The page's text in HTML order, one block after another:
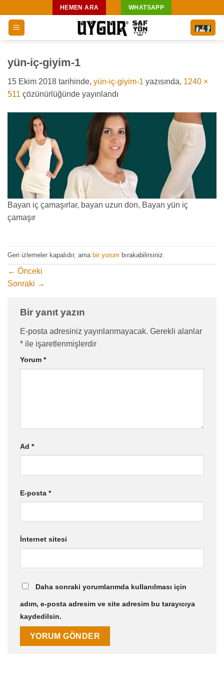
atla
HEMEN ARA WHATSAPP
yün-iç-giyim-1
15 Ekim 2018 tarihinde, yün-iç-giyim-1 yazısında, 1240 ×
511 çözünürlüğünde yayınlandı
Bayan iç çamaşırlar, bayan uzun don, Bayan yün iç
çamaşır
Geri izlemeler kapalıdır, ama bir yorum bırakabilirsiniz.
← Önceki
Sonraki →
Bir yanıt yazın
E-posta adresiniz yayınlanmayacak. Gerekli alanlar
* ile işaretlenmişlerdir
Yorum *
Ad *
E-posta *
İnternet sitesi
Daha sonraki yorumlarımda kullanılması için
adım, e-posta adresim ve site adresim bu tarayıcıya
kaydedilsin.